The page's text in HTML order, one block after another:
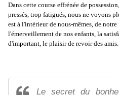
Dans cette course effrénée de
pressés, trop fatigués, nous ne voyons
est à l'intérieur de nous-mêmes, de
l'émerveillement de nos enfants, la
d'important, le plaisir de revoir des amis.
Le secret du